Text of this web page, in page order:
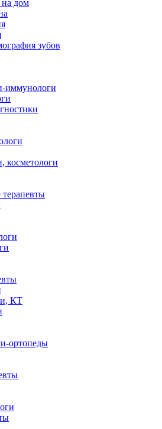
на дом
зубов
иммунологи
косметологи
КТ
ортопеды